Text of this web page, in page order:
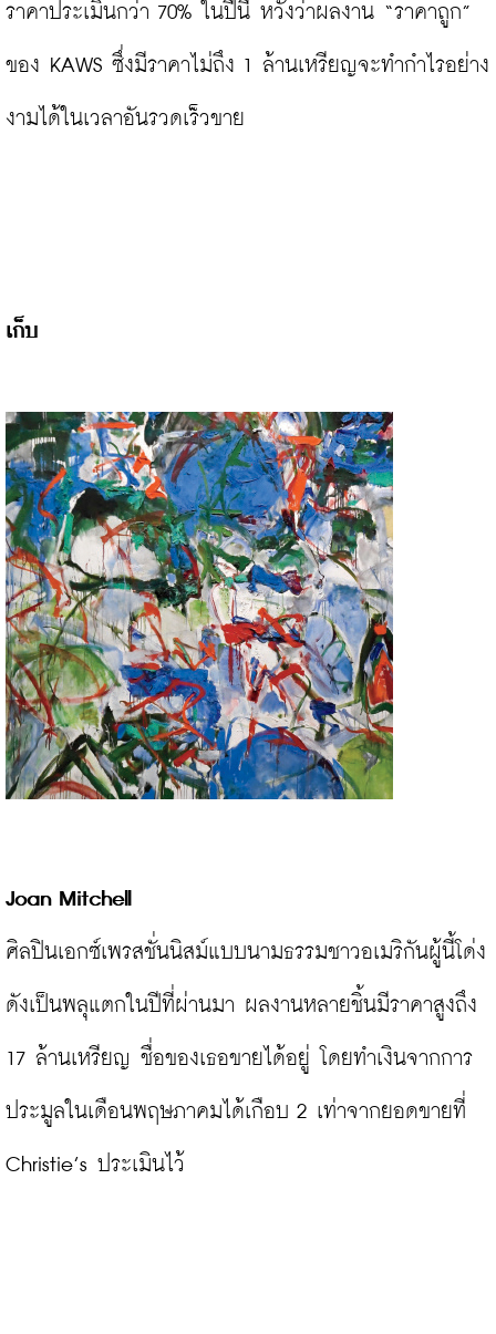
ราคาประเมินกว่า 70% ในปีนี้ หวังว่าผลงาน “ราคาถูก”
ของ KAWS ซึ่งมีราคาไม่ถึง 1 ล้านเหรียญจะทำกำไรอย่าง
งามได้ในเวลาอันรวดเร็วขาย
เก็บ
Joan Mitchell
ศิลปินเอกซ์เพรสชั่นนิสม์แบบนามธรรมชาวอเมริกันผู้นี้โด่ง
ดังเป็นพลุแตกในปีที่ผ่านมา ผลงานหลายชิ้นมีราคาสูงถึง
17 ล้านเหรียญ ชื่อของเธอขายได้อยู่ โดยทำเงินจากการ
ประมูลในเดือนพฤษภาคมได้เกือบ 2 เท่าจากยอดขายที่
Christie’s ประเมินไว้